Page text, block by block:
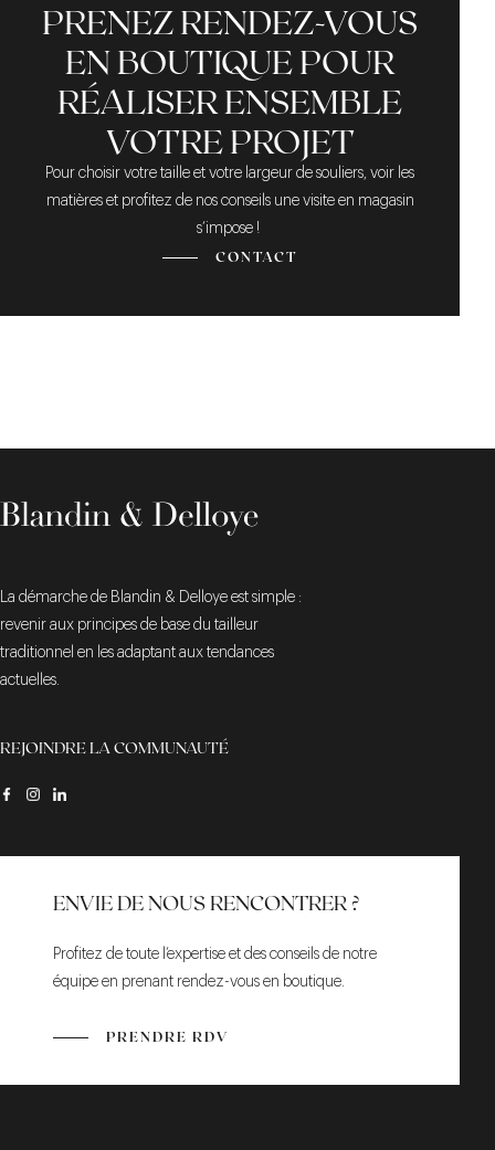
PRENEZ RENDEZ-VOUS
EN BOUTIQUE POUR
RÉALISER ENSEMBLE
VOTRE PROJET
Pour choisir votre taille et votre largeur de souliers, voir les
matières et profitez de nos conseils une visite en magasin
s’impose !
CONTACT
La démarche de Blandin & Delloye est simple :
revenir aux principes de base du tailleur
traditionnel en les adaptant aux tendances
actuelles.
REJOINDRE LA COMMUNAUTÉ
ENVIE DE NOUS RENCONTRER ?
Profitez de toute l’expertise et des conseils de notre
équipe en prenant rendez-vous en boutique.
PRENDRE RDV